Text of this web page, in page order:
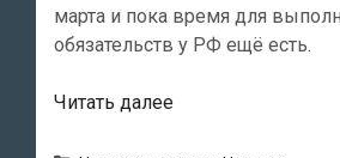
марта и пока время для
обязательств у РФ ещё есть.
Читать далееДепартамент